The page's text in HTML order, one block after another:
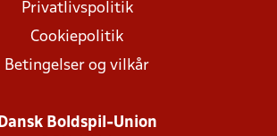
Privatlivspolitik
Cookiepolitik
Betingelser og vilkår
Dansk Boldspil-Union